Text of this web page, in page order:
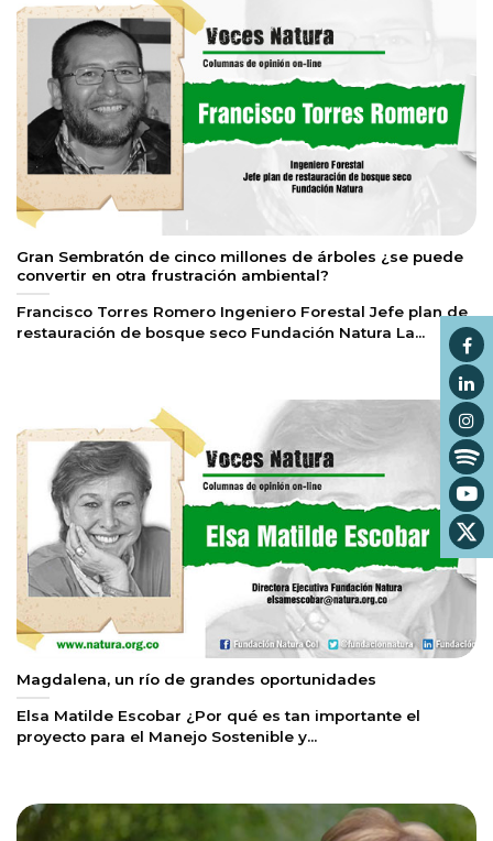
Gran Sembratón de cinco millones de árboles ¿se puede
convertir en otra frustración ambiental?
Francisco Torres Romero Ingeniero Forestal Jefe plan de
restauración de bosque seco Fundación Natura La...
Magdalena, un río de grandes oportunidades
Elsa Matilde Escobar ¿Por qué es tan importante el
proyecto para el Manejo Sostenible y...